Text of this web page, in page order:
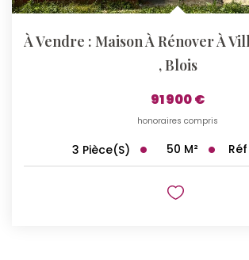
,Blois
91 900 €
honoraires compris
3 Pièce(s) 50 M²